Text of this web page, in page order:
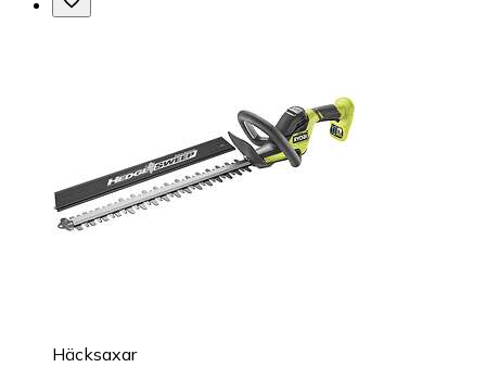
Häcksaxar